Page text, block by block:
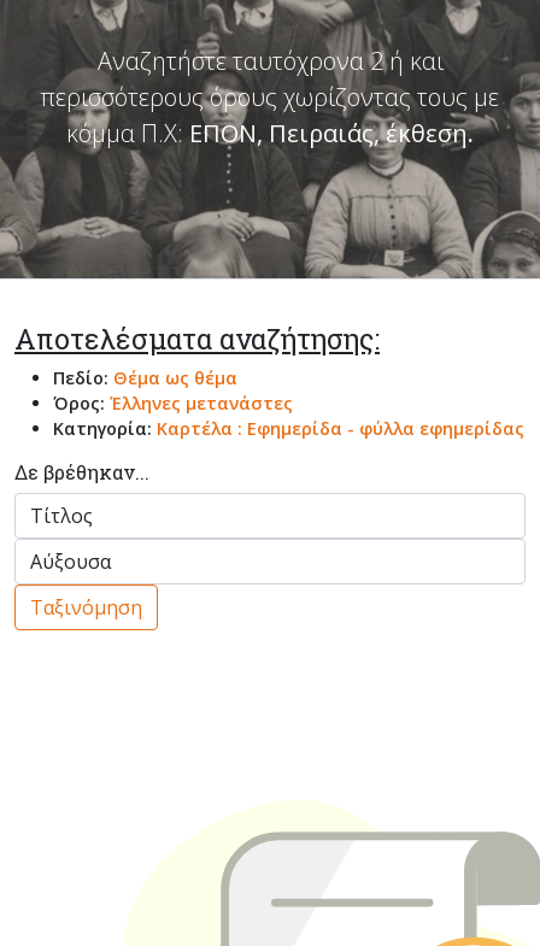
Αναζητήστε ταυτόχρονα 2 ή και
περισσότερους όρους χωρίζοντας τους με
κόμμα Π.Χ: ΕΠΟΝ, Πειραιάς, έκθεση.
Αποτελέσματα αναζήτησης:
Πεδίο: Θέμα ως θέμα
Όρος: Έλληνες μετανάστες
Κατηγορία: Καρτέλα : Εφημερίδα - φύλλα εφημερίδας
Δε βρέθηκαν...
Ταξινόμηση